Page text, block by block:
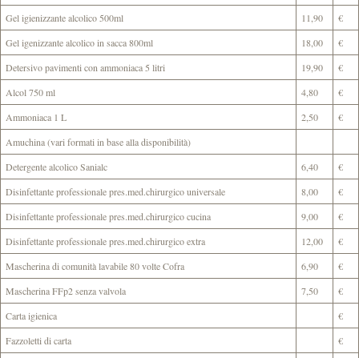
Gel igienizzante alcolico 500ml
11,90
€
Gel igenizzante alcolico in sacca 800ml
18,00
€
Detersivo pavimenti con ammoniaca 5 litri
19,90
€
Alcol 750 ml
4,80
€
Ammoniaca 1 L
2,50
€
Amuchina (vari formati in base alla disponibilità)
Detergente alcolico Sanialc
6,40
€
Disinfettante professionale pres.med.chirurgico universale
8,00
€
Disinfettante professionale pres.med.chirurgico cucina
9,00
€
Disinfettante professionale pres.med.chirurgico extra
12,00
€
Mascherina di comunità lavabile 80 volte Cofra
6,90
€
Mascherina FFp2 senza valvola
7,50
€
Carta igienica
€
Fazzoletti di carta
€